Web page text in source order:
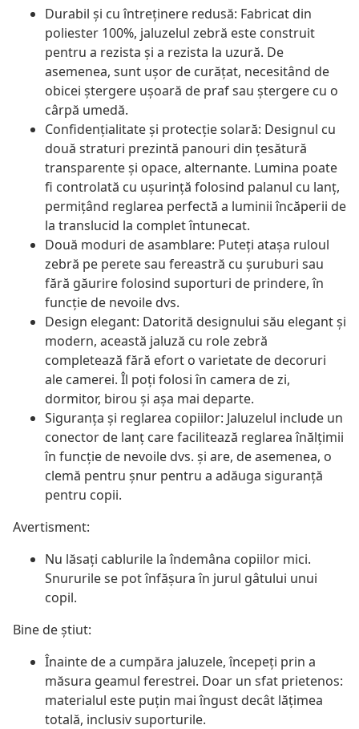
Durabil și cu întreținere redusă: Fabricat din
poliester 100%, jaluzelul zebră este construit
pentru a rezista și a rezista la uzură. De
asemenea, sunt ușor de curățat, necesitând de
obicei ștergere ușoară de praf sau ștergere cu o
cârpă umedă.
Confidențialitate și protecție solară: Designul cu
două straturi prezintă panouri din țesătură
transparente și opace, alternante. Lumina poate
fi controlată cu ușurință folosind palanul cu lanț,
permițând reglarea perfectă a luminii încăperii de
la translucid la complet întunecat.
Două moduri de asamblare: Puteți atașa ruloul
zebră pe perete sau fereastră cu șuruburi sau
fără găurire folosind suporturi de prindere, în
funcție de nevoile dvs.
Design elegant: Datorită designului său elegant și
modern, această jaluză cu role zebră
completează fără efort o varietate de decoruri
ale camerei. Îl poți folosi în camera de zi,
dormitor, birou și așa mai departe.
Siguranța și reglarea copiilor: Jaluzelul include un
conector de lanț care facilitează reglarea înălțimii
în funcție de nevoile dvs. și are, de asemenea, o
clemă pentru șnur pentru a adăuga siguranță
pentru copii.
Avertisment:
Nu lăsați cablurile la îndemâna copiilor mici.
Snururile se pot înfăşura în jurul gâtului unui
copil.
Bine de știut:
Înainte de a cumpăra jaluzele, începeți prin a
măsura geamul ferestrei. Doar un sfat prietenos:
materialul este puțin mai îngust decât lățimea
totală, inclusiv suporturile.